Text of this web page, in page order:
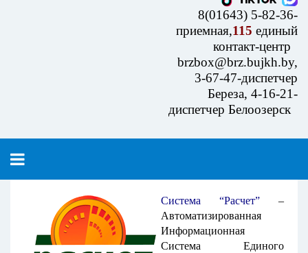
8(01643) 5-82-36-
приемная,115 единый
контакт-центр
brzbox@brz.bujkh.by,
3-67-47-диспетчер
Береза, 4-16-21-
диспетчер Белоозерск
Система “Расчет”
–
Автоматизированная
Информационная
Система Единого